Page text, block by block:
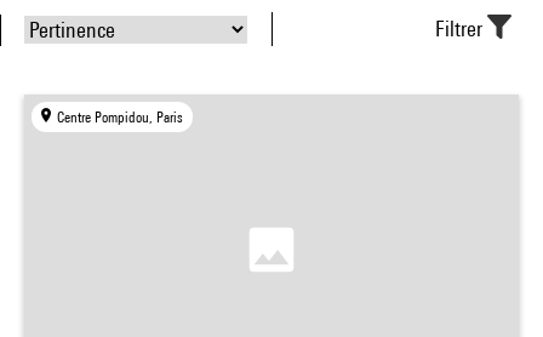
Filtrer
Centre Pompidou, Paris